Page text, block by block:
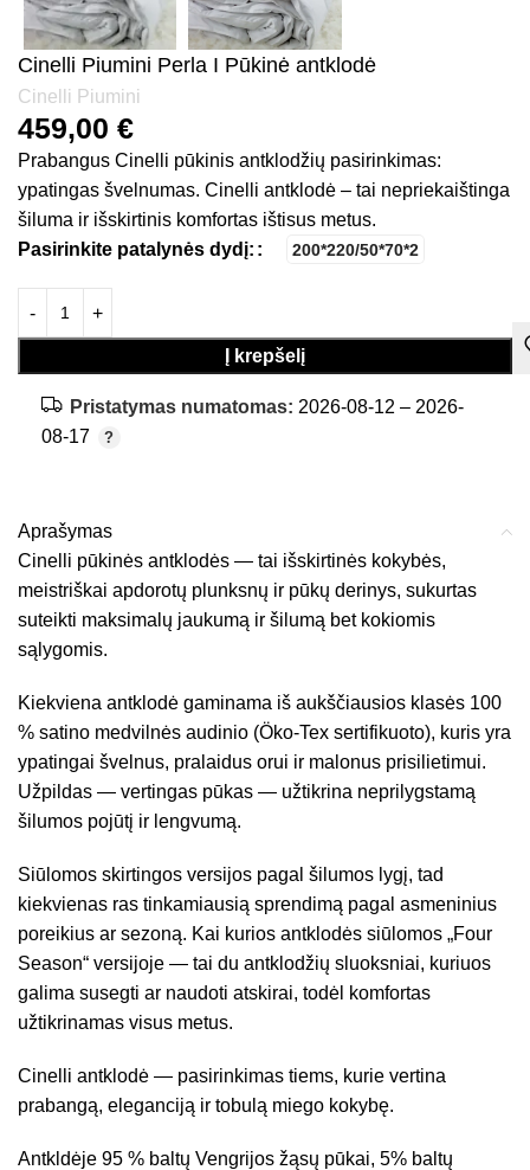
Cinelli Piumini Perla I Pūkinė antklodė
Cinelli Piumini
459,00 €
Prabangus Cinelli pūkinis antklodžių pasirinkimas:
ypatingas švelnumas. Cinelli antklodė – tai nepriekaištinga
šiluma ir išskirtinis komfortas ištisus metus.
Pasirinkite patalynės dydį:
200*220/50*70*2
Į krepšelį
Pristatymas numatomas: 2026-08-12 – 2026-
08-17
Aprašymas
Cinelli pūkinės antklodės — tai išskirtinės kokybės,
meistriškai apdorotų plunksnų ir pūkų derinys, sukurtas
suteikti maksimalų jaukumą ir šilumą bet kokiomis
sąlygomis.
Kiekviena antklodė gaminama iš aukščiausios klasės 100
% satino medvilnės audinio (Öko-Tex sertifikuoto), kuris yra
ypatingai švelnus, pralaidus orui ir malonus prisilietimui.
Užpildas — vertingas pūkas — užtikrina neprilygstamą
šilumos pojūtį ir lengvumą.
Siūlomos skirtingos versijos pagal šilumos lygį, tad
kiekvienas ras tinkamiausią sprendimą pagal asmeninius
poreikius ar sezoną. Kai kurios antklodės siūlomos „Four
Season“ versijoje — tai du antklodžių sluoksniai, kuriuos
galima susegti ar naudoti atskirai, todėl komfortas
užtikrinamas visus metus.
Cinelli antklodė — pasirinkimas tiems, kurie vertina
prabangą, eleganciją ir tobulą miego kokybę.
Antkldėje 95 % baltų Vengrijos žąsų pūkai, 5% baltų